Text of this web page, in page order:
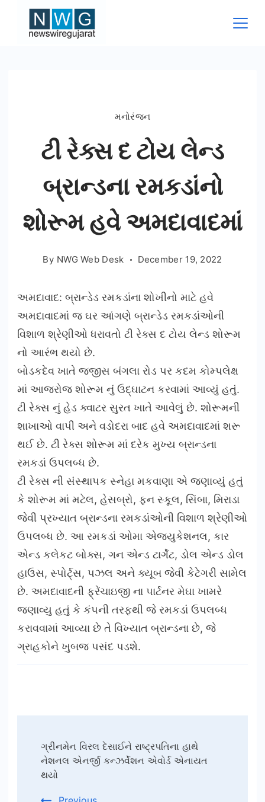
મનોરંજન
ટી રેક્સ દ ટોય લેન્ડ
બ્રાન્ડના રમકડાંનો
શોરૂમ હવે અમદાવાદમાં
By NWG Web Desk December 19, 2022
અમદાવાદ: બ્રાન્ડેડ રમકડાંના શોખીનો માટે હવે
અમદાવાદમાં જ ઘર આંગણે બ્રાન્ડેડ રમકડાંઓની
વિશાળ શ્રેણીઓ ધરાવતો ટી રેક્સ દ ટોય લેન્ડ શોરૂમ
નો આરંભ થયો છે.
બોડકદેવ ખાતે જજીસ બંગલા રોડ પર કદમ કોમ્પલેક્ષ
માં આજરોજ શોરૂમ નું ઉદ્ઘાટન કરવામાં આવ્યું હતું.
ટી રેક્સ નું હેડ ક્વાટર સુરત ખાતે આવેલું છે. શોરૂમની
શાખાઓ વાપી અને વડોદરા બાદ હવે અમદાવાદમાં શરૂ
થઈ છે. ટી રેક્સ શોરૂમ માં દરેક મુખ્ય બ્રાન્ડના
રમકડાં ઉપલબ્ધ છે.
ટી રેક્સ ની સંસ્થાપક સ્નેહા મકવાણા એ જણાવ્યું હતું
કે શોરૂમ માં મટેલ, હેસબ્રો, ફન સ્કૂલ, સિંબા, મિરાડા
જેવી પ્રખ્યાત બ્રાન્ડના રમકડાંઓની વિશાળ શ્રેણીઓ
ઉપલબ્ધ છે. આ રમકડાં ઓમા એજ્યુકેશનલ, કાર
એન્ડ કલેકટ બોક્સ, ગન એન્ડ ટાર્ગેટ, ડોલ એન્ડ ડોલ
હાઉસ, સ્પોર્ટ્સ, પઝલ અને ક્યૂબ જેવી કેટેગરી સામેલ
છે. અમદાવાદની ફ્રેંચાઇજી ના પાર્ટનર મેઘા ખામરે
જણાવ્યુ હતું કે કંપની તરફથી જે રમકડાં ઉપલબ્ધ
કરાવવામાં આવ્યા છે તે વિખ્યાત બ્રાન્ડના છે, જે
ગ્રાહકોને ખુબજ પસંદ પડશે.
Navigation
ગ્રીનમેન વિરલ દેસાઈને રાષ્ટ્રપતિના હાથે
નેશનલ એનર્જી કન્ઝર્વેશન એવોર્ડ એનાયત
થયો